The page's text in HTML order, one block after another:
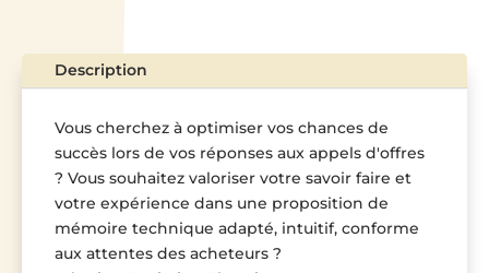
Description
Vous cherchez à optimiser vos chances de
succès lors de vos réponses aux appels d'offres
? Vous souhaitez valoriser votre savoir faire et
votre expérience dans une proposition de
mémoire technique adapté, intuitif, conforme
aux attentes des acheteurs ?